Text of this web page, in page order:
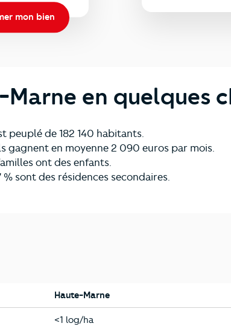
mon bien
Marne en quelques
peuplé de 182 140 habitants.
gagnent en moyenne 2 090 euros par mois.
ont des enfants.
sont des résidences secondaires.
Haute-Marne
Haute-Marne
<1 log/ha